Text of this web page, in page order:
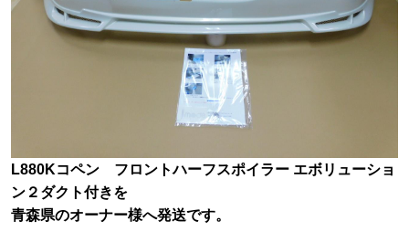
L880Kコペン フロントハーフスポイラー エボリューショ
ン２ダクト付きを
青森県のオーナー様へ発送です。